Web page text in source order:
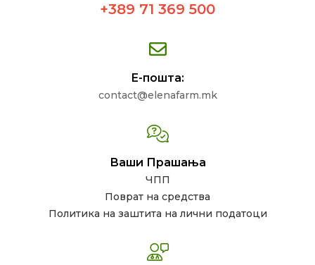
+389 71 369 500
Е-пошта:
contact@elenafarm.mk
Ваши Прашања
ЧПП
Поврат на средства
Политика на заштита на лични податоци